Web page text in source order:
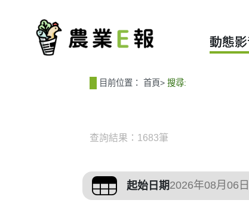
動態
目前位置： 首頁> 搜尋:
查詢結果：1683筆
篩選與搜尋條件
起始日期